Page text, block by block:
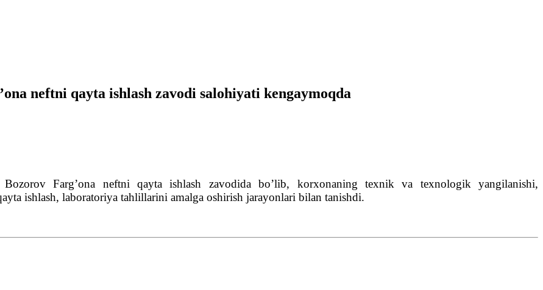
neftni qayta ishlash zavodi salohiyati kengaymoqda
Fargʼona neftni qayta ishlash zavodida boʼlib, korxonaning texnik va texnologik yangilanishi,
ishlash, laboratoriya tahlillarini amalga oshirish jarayonlari bilan tanishdi.